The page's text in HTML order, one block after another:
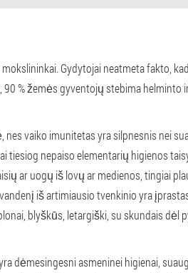
Gydytojai neatmeta fakto,
% žemės gyventojų stebima helminto
nes vaiko imunitetas yra silpnesnis nei
tiesiog nepaiso elementarių higienos
ar uogų iš lovų ar medienos, tingiai
iš artimiausio tvenkinio yra
blyškūs, letargiški, su skundais dėl
dėmesingesni asmeninei higienai,